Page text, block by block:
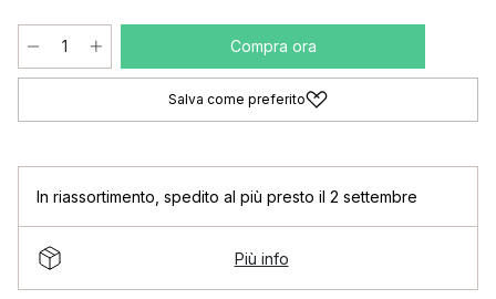
Compra ora
Salva come preferito
In riassortimento spedito al più presto il 2 settembre
Più info